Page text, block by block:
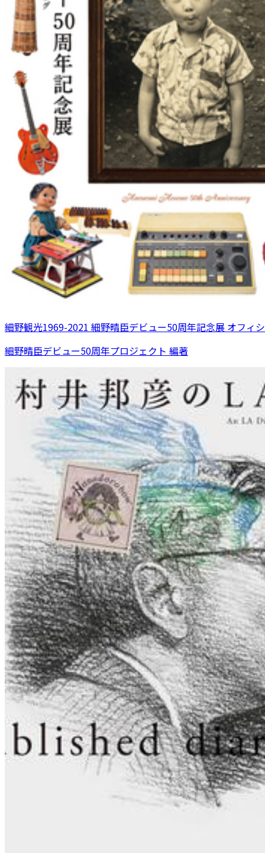
細野観光1969-2021 細野晴臣デビュー50周年記念展 オフィ
細野晴臣デビュー50周年プロジェクト 編著